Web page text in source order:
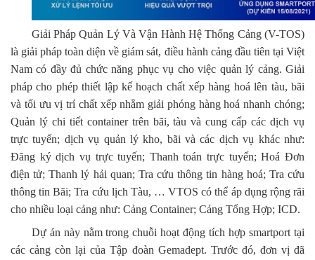
Giải Pháp Quản Lý Và Vận Hành Hệ Thống Cảng (V-TOS)
là giải pháp toàn diện về giám sát, điều hành cảng đầu tiên tại Việt
Nam có đầy đủ chức năng phục vụ cho việc quản lý cảng. Giải
pháp cho phép thiết lập kế hoạch chất xếp hàng hoá lên tàu, bãi
và tối ưu vị trí chất xếp nhằm giải phóng hàng hoá nhanh chóng;
Quản lý chi tiết container trên bãi, tàu và cung cấp các dịch vụ
trực tuyến; dịch vụ quản lý kho, bãi và các dịch vụ khác như:
Đăng ký dịch vụ trực tuyến; Thanh toán trực tuyến; Hoá Đơn
điện tử; Thanh lý hải quan; Tra cứu thông tin hàng hoá; Tra cứu
thông tin Bãi; Tra cứu lịch Tàu, … VTOS có thể áp dụng rộng rãi
cho nhiều loại cảng như: Cảng Container; Cảng Tổng Hợp; ICD.
Dự án này nằm trong chuỗi hoạt động tích hợp smartport tại
các cảng còn lại của Tập đoàn Gemadept. Trước đó, đơn vị đã